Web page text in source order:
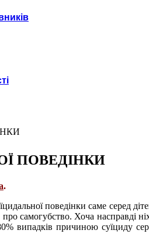
ПОВЕДІНКИ
.
поведінки саме серед
самогубство. Хоча насправді
випадків причиною суїциду